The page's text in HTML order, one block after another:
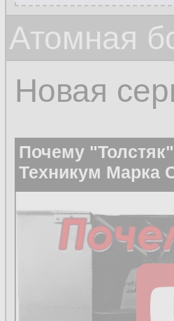
Атомная
Новая
Почему
Техникум Марка